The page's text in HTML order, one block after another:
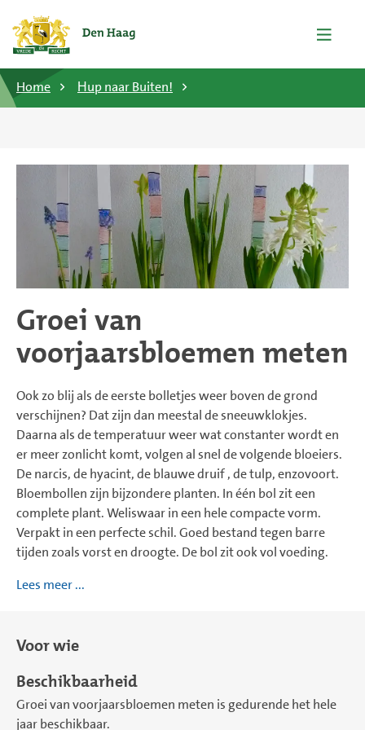
Home Ηup naar Buiten!
Groei van
voorjaarsbloemen meten
Ook zo blij als de eerste bolletjes weer boven de grond
verschijnen? Dat zijn dan meestal de sneeuwklokjes.
Daarna als de temperatuur weer wat constanter wordt en
er meer zonlicht komt, volgen al snel de volgende bloeiers.
De narcis, de hyacint, de blauwe druif , de tulp, enzovoort.
Bloembollen zijn bijzondere planten. In één bol zit een
complete plant. Weliswaar in een hele compacte vorm.
Verpakt in een perfecte schil. Goed bestand tegen barre
tijden zoals vorst en droogte. De bol zit ook vol voeding.
Lees meer ...
Voor wie
Beschikbaarheid
Groei van voorjaarsbloemen meten is gedurende het hele
jaar beschikbaar.